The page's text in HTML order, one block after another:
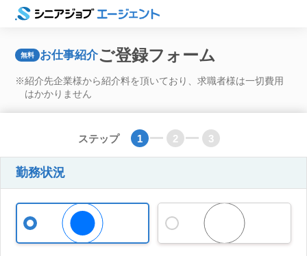
無料 お仕事紹介ご登録フォーム
※紹介先企業様から紹介料を頂いており、求職者様は一切費用
はかかりません
ステップ 1 2 3
勤務状況
在職中 離職中